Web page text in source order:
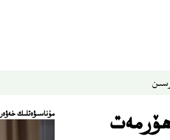
سىن
ﻣﯘﻧﺎﺳﯩﯟﻩﺗﻠﯩﻚ ﺧﻪﯞﻩﺭ